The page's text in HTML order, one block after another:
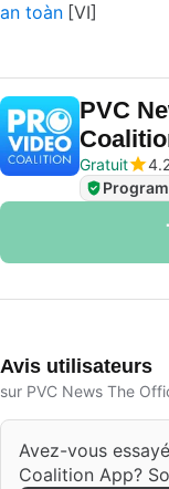
an toàn
PVC
Gratuit
Avis utilisateurs
sur PVC News The
Avez-vous
Coalition App?